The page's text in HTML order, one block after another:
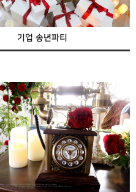
기업 송년파티